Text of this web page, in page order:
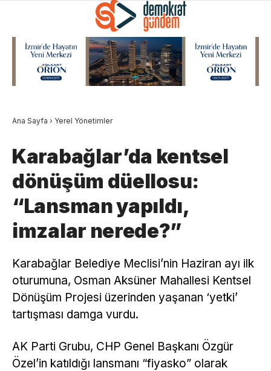
Ana Sayfa › Yerel Yönetimler
Karabağlar’da kentsel
dönüşüm düellosu:
“Lansman yapıldı,
imzalar nerede?”
Karabağlar Belediye Meclisi’nin Haziran ayı ilk
oturumuna, Osman Aksüner Mahallesi Kentsel
Dönüşüm Projesi üzerinden yaşanan ‘yetki’
tartışması damga vurdu.
AK Parti Grubu, CHP Genel Başkanı Özgür
Özel’in katıldığı lansmanı “fiyasko” olarak